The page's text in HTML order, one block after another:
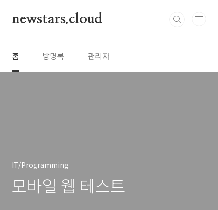
newstars.cloud
홈 방명록 관리자
IT/Programming
모바일 웹 테스트